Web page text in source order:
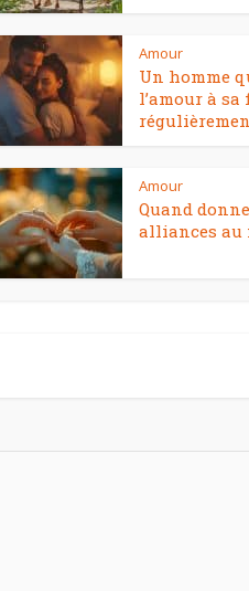
Amour
Un homme
l’amour à sa
Amour
Quand
alliances au